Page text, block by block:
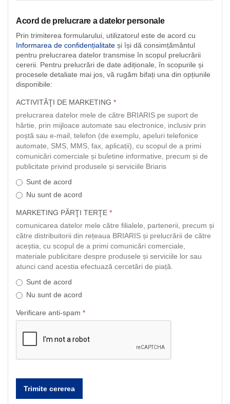
Acord de prelucrare a datelor personale
Prin trimiterea formularului, utilizatorul este de acord cu
Informarea de confidențialitate și își dă consimțământul
pentru prelucrarea datelor transmise în scopul prelucrării
cererii. Pentru prelucrări de date adiționale, în scopurile și
procesele detaliate mai jos, vă rugăm bifați una din opțiunile
disponibile:
ACTIVITĂŢI DE MARKETING *
prelucrarea datelor mele de către BRIARIS pe suport de
hârtie, prin mijloace automate sau electronice, inclusiv prin
poștă sau e-mail, telefon (de exemplu, apeluri telefonice
automate, SMS, MMS, fax, aplicații), cu scopul de a primi
comunicări comerciale și buletine informative, precum și de
publicitate privind produsele și serviciile Briaris
Sunt de acord
Nu sunt de acord
MARKETING PĂRŢI TERŢE *
comunicarea datelor mele către filialele, partenerii, precum și
către distribuitorii din rețeaua BRIARIS și prelucrării de către
aceștia, cu scopul de a primi comunicări comerciale,
materiale publicitare despre produsele și serviciile lor sau
atunci cand acestia efectuază cercetări de piață.
Sunt de acord
Nu sunt de acord
Verificare anti-spam *
Trimite cererea